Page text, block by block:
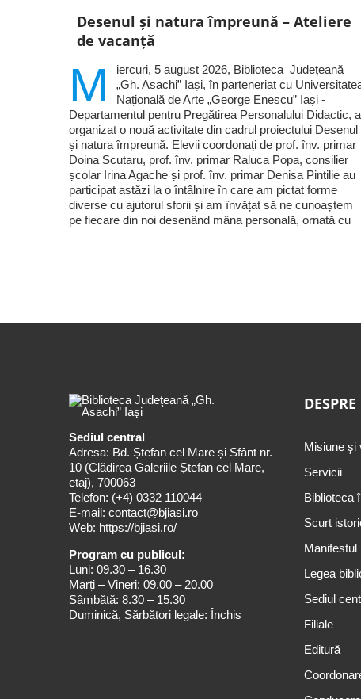
Desenul și natura împreună – Ateliere
de vacanță
M
iercuri, 5 august 2026, Biblioteca Județeană
„Gh. Asachi” Iași, în parteneriat cu
Națională de Arte „George Enescu” Iași -
Departamentul pentru Pregătirea Personalului Didactic, a
organizat o nouă activitate din cadrul proiectului Desenul
și natura împreună. Elevii coordonați de prof. înv. primar
Doina Scutaru, prof. înv. primar Raluca Popa, consilier
școlar Irina Agache și prof. înv. primar Denisa Pintilie au
participat astăzi la o întâlnire în care am pictat forme
diverse cu ajutorul sforii și am învățat să ne cunoaștem
pe fiecare din noi desenând mâna personală, ornată cu
Sediul central
Adresa: Bd. Ștefan cel Mare și Sfânt nr.
10 (Clădirea Galeriile Ștefan cel Mare,
etaj), 700063
Telefon: (+4) 0332 110044
E-mail: contact@bjiasi.ro
Web: https://bjiasi.ro/
Program cu publicul:
Luni: 09.30 – 16.30
Marți – Vineri: 09.00 – 20.00
Sâmbătă: 8.30 – 15.30
Duminică, Sărbători legale: Închis
Misiune şi
Servicii
Biblioteca
Scurt
Manifestul
Legea
Sediul
Filiale
Editură